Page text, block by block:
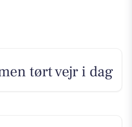
tørt vejr i dag